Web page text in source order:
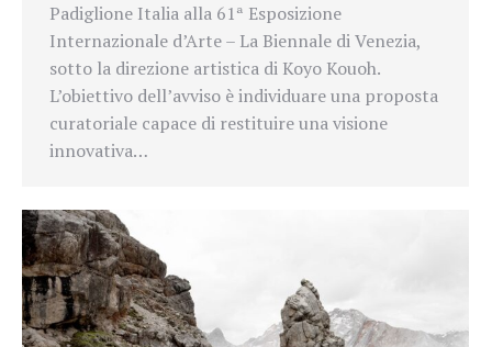
Padiglione Italia alla 61ª Esposizione
Internazionale d’Arte – La Biennale di Venezia,
sotto la direzione artistica di Koyo Kouoh.
L’obiettivo dell’avviso è individuare una proposta
curatoriale capace di restituire una visione
innovativa…